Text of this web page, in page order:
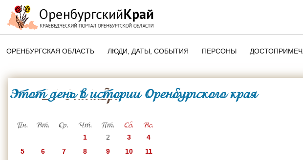
ОРЕНБУРГСКАЯ ОБЛАСТЬ ЛЮДИ, ДАТЫ, CОБЫТИЯ
ЭТОТ ДЕНЬ В ИСТОРИИ
ПАМЯТНЫЕ ДАТЫ ОРЕНБУРГСКОЙ
ПЕРСОНЫ
Этот день в истории Оренбургского края
21 Октября
Пн. Вт. Ср. Чт. Пт. Сб. Вс.
1 2 3
4
5
6 7 8 9 10
11